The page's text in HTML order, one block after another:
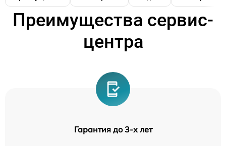
Преимущества сервис-
центра
Гарантия до 3-х лет